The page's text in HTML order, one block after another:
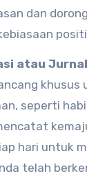
dan
atau Jurnal
khusus
seperti
hari untuk
telah